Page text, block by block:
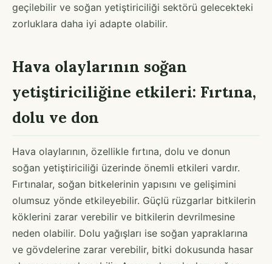
geçilebilir ve soğan yetiştiriciliği sektörü gelecekteki
zorluklara daha iyi adapte olabilir.
Hava olaylarının soğan
yetiştiriciliğine etkileri: Fırtına,
dolu ve don
Hava olaylarının, özellikle fırtına, dolu ve donun
soğan yetiştiriciliği üzerinde önemli etkileri vardır.
Fırtınalar, soğan bitkelerinin yapısını ve gelişimini
olumsuz yönde etkileyebilir. Güçlü rüzgarlar bitkilerin
köklerini zarar verebilir ve bitkilerin devrilmesine
neden olabilir. Dolu yağışları ise soğan yapraklarına
ve gövdelerine zarar verebilir, bitki dokusunda hasar